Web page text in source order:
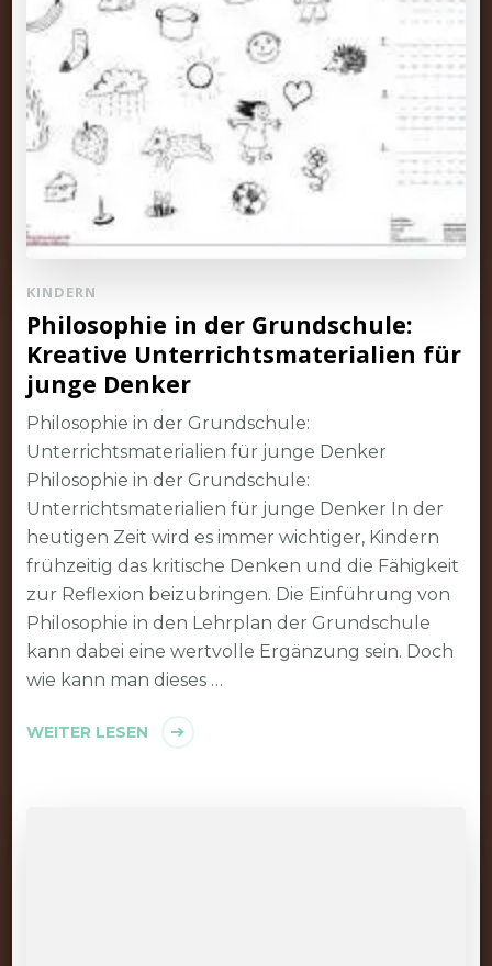
KINDERN
Philosophie in der Grundschule:
Kreative Unterrichtsmaterialien für
junge Denker
Philosophie in der Grundschule:
Unterrichtsmaterialien für junge Denker
Philosophie in der Grundschule:
Unterrichtsmaterialien für junge Denker In der
heutigen Zeit wird es immer wichtiger, Kindern
frühzeitig das kritische Denken und die Fähigkeit
zur Reflexion beizubringen. Die Einführung von
Philosophie in den Lehrplan der Grundschule
kann dabei eine wertvolle Ergänzung sein. Doch
wie kann man dieses …
WEITER LESEN